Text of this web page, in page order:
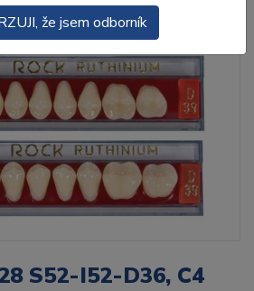
S52-I52-D36, C4
že jsem odborník